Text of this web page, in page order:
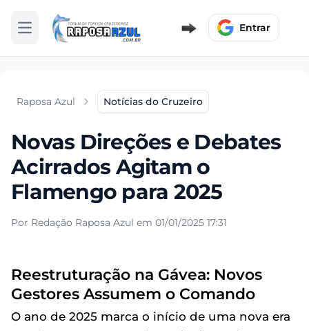
Abrir menu Entrar
Raposa Azul Notícias do Cruzeiro
Novas Direções e Debates
Acirrados Agitam o
Flamengo para 2025
Por Redação Raposa Azul em 01/01/2025 17:31
Reestruturação na Gávea: Novos
Gestores Assumem o Comando
O ano de 2025 marca o início de uma nova era